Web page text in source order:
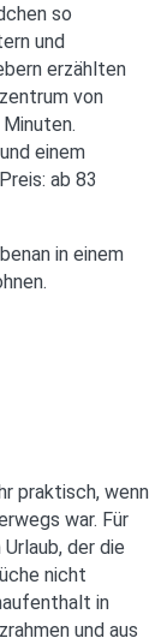
so
und
erzählten
von
einem
ab 83
in einem
praktisch, wenn
war. Für
der die
nicht
in
und aus